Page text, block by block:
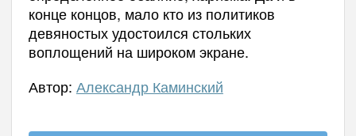
конце концов, мало кто из политиков
девяностых удостоился стольких
воплощений на широком экране.
Автор: Александр Каминский